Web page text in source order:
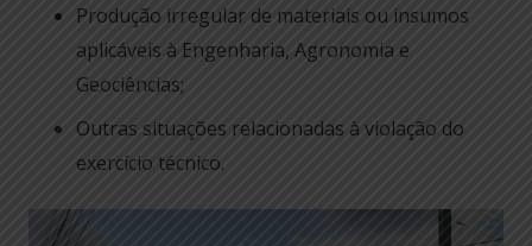
Produção irregular de materiais ou insumos
aplicáveis à Engenharia, Agronomia e
Geociências;
Outras situações relacionadas à violação do
exercício técnico.